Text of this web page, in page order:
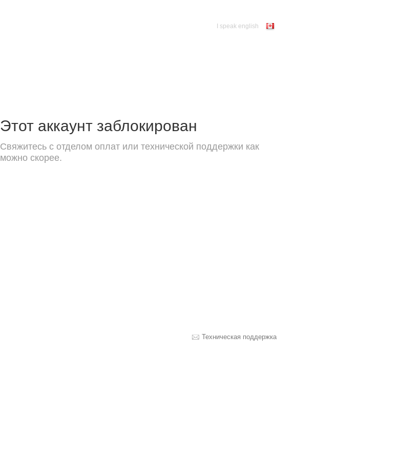
I speak english
Этот аккаунт заблокирован
Свяжитесь с отделом оплат или технической поддержки как
можно скорее.
Техническая поддержка